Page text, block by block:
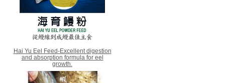
Hai Yu Eel Feed-Excellent digestion
and absorption formula for eel
growth.